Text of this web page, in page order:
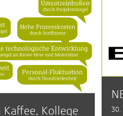
Kollege
30.